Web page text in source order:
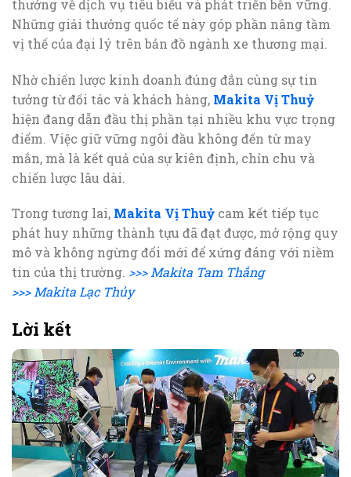
thưởng về dịch vụ tiêu biểu và phát triển bền vững.
Những giải thưởng quốc tế này góp phần nâng tầm
vị thế của đại lý trên bản đồ ngành xe thương mại.
Nhờ chiến lược kinh doanh đúng đắn cùng sự tin
tưởng từ đối tác và khách hàng, Makita Vị Thuỷ
hiện đang dẫn đầu thị phần tại nhiều khu vực trọng
điểm. Việc giữ vững ngôi đầu không đến từ may
mắn, mà là kết quả của sự kiên định, chỉn chu và
chiến lược lâu dài.
Trong tương lai, Makita Vị Thuỷ cam kết tiếp tục
phát huy những thành tựu đã đạt được, mở rộng quy
mô và không ngừng đổi mới để xứng đáng với niềm
tin của thị trường. >>> Makita Tam Thắng
>>> Makita Lạc Thủy
Lời kết